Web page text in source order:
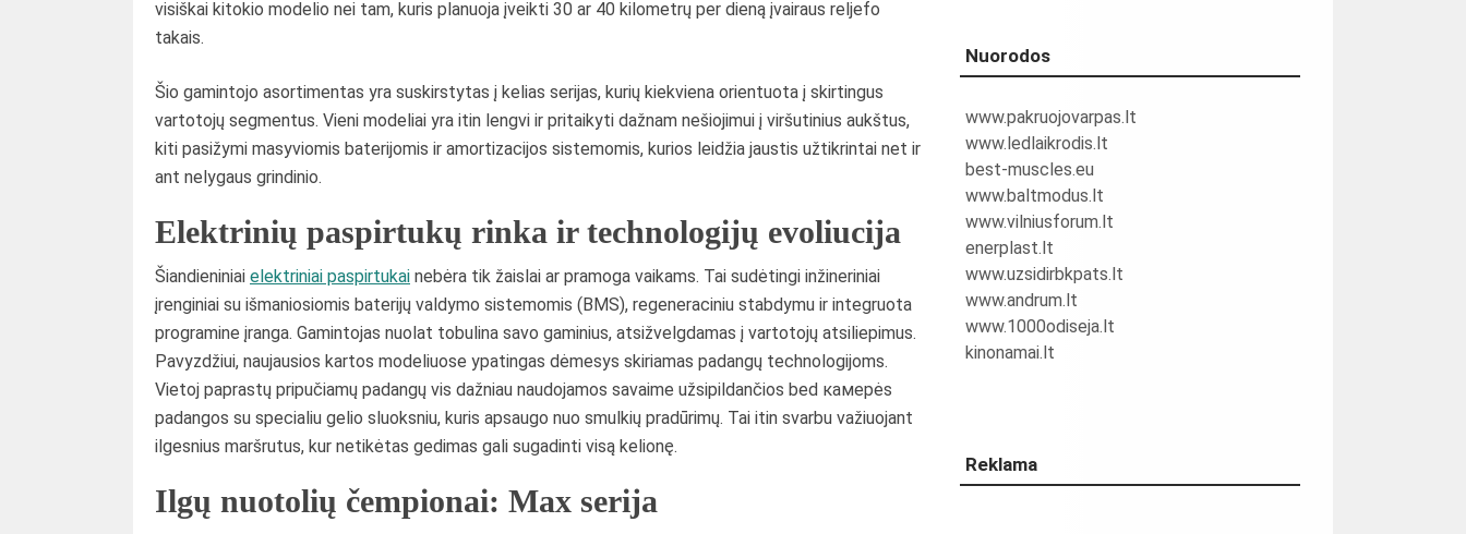
visiškai kitokio modelio nei tam, kuris planuoja įveikti 30 ar 40 kilometrų per dieną įvairaus reljefo
takais.
Šio gamintojo asortimentas yra suskirstytas į kelias serijas, kurių kiekviena orientuota į skirtingus
vartotojų segmentus. Vieni modeliai yra itin lengvi ir pritaikyti dažnam nešiojimui į viršutinius aukštus,
kiti pasižymi masyviomis baterijomis ir amortizacijos sistemomis, kurios leidžia jaustis užtikrintai net ir
ant nelygaus grindinio.
Elektrinių paspirtukų rinka ir technologijų evoliucija
Šiandieniniai elektriniai paspirtukai nebėra tik žaislai ar pramoga vaikams. Tai sudėtingi inžineriniai
įrenginiai su išmaniosiomis baterijų valdymo sistemomis (BMS), regeneraciniu stabdymu ir integruota
programine įranga. Gamintojas nuolat tobulina savo gaminius, atsižvelgdamas į vartotojų atsiliepimus.
Pavyzdžiui, naujausios kartos modeliuose ypatingas dėmesys skiriamas padangų technologijoms.
Vietoj paprastų pripučiamų padangų vis dažniau naudojamos savaime užsipildančios bed камерės
padangos su specialiu gelio sluoksniu, kuris apsaugo nuo smulkių pradūrimų. Tai itin svarbu važiuojant
ilgesnius maršrutus, kur netikėtas gedimas gali sugadinti visą kelionę.
Ilgų nuotolių čempionai: Max serija
Nuorodos
www.pakruojovarpas.lt
www.ledlaikrodis.lt
best-muscles.eu
www.baltmodus.lt
www.vilniusforum.lt
enerplast.lt
www.uzsidirbkpats.lt
www.andrum.lt
www.1000odiseja.lt
kinonamai.lt
Reklama